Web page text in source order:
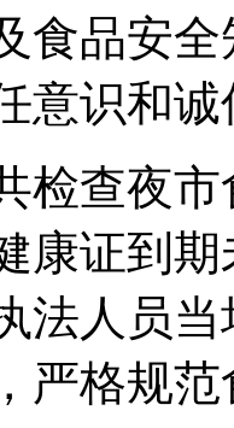
食品安
意识和
检查夜
康证到
法人员
严格规